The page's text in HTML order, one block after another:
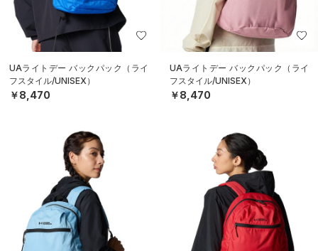
UAライトデー バックパック（ライ
フスタイル/UNISEX）
￥8,470
UAライトデー バックパック（ライ
フスタイル/UNISEX）
￥8,470